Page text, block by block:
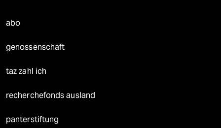
abo
genossenschaft
taz zahl ich
recherchefonds ausland
panterstiftung